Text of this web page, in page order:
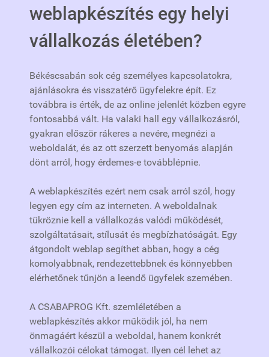
weblapkészítés egy helyi
vállalkozás életében?
Békéscsabán sok cég személyes kapcsolatokra,
ajánlásokra és visszatérő ügyfelekre épít. Ez
továbbra is érték, de az online jelenlét közben egyre
fontosabbá vált. Ha valaki hall egy vállalkozásról,
gyakran először rákeres a nevére, megnézi a
weboldalát, és az ott szerzett benyomás alapján
dönt arról, hogy érdemes-e továbblépnie.
A weblapkészítés ezért nem csak arról szól, hogy
legyen egy cím az interneten. A weboldalnak
tükröznie kell a vállalkozás valódi működését,
szolgáltatásait, stílusát és megbízhatóságát. Egy
átgondolt weblap segíthet abban, hogy a cég
komolyabbnak, rendezettebbnek és könnyebben
elérhetőnek tűnjön a leendő ügyfelek szemében.
A CSABAPROG Kft. szemléletében a
weblapkészítés akkor működik jól, ha nem
önmagáért készül a weboldal, hanem konkrét
vállalkozói célokat támogat. Ilyen cél lehet az